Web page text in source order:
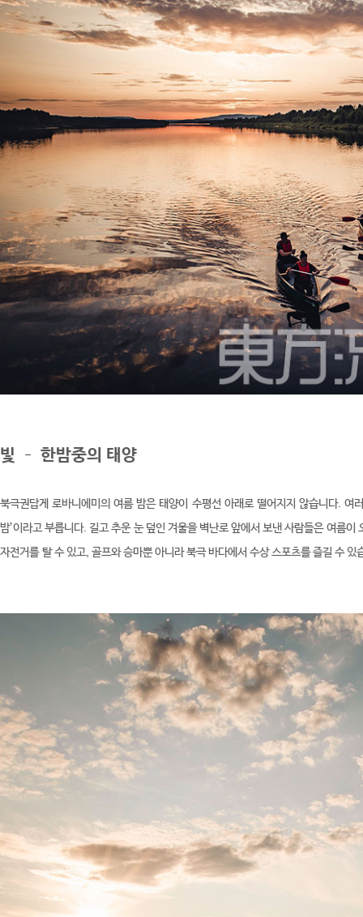
빛 – 한밤중의 태양
북극권답게 로바니에미의 여름 밤은 태양이 수평선 아래로 떨어지지 않습니다. 여
밤’이라고 부릅니다. 길고 추운 눈 덮인 겨울을 벽난로 앞에서 보낸 사람들은 여름
자전거를 탈 수 있고, 골프와 승마뿐 아니라 북극 바다에서 수상 스포츠를 즐길 수 있